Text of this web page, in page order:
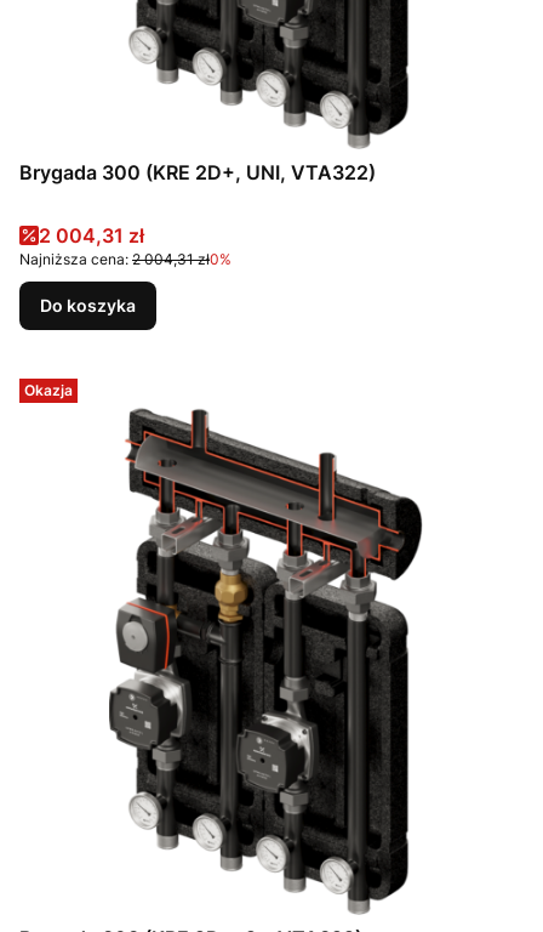
Brygada 300 (KRE 2D+, UNI, VTA322)
Cena promocyjna
2 004,31 zł
Najniższa cena: 2 004,31 zł0%
Do koszyka
Okazja